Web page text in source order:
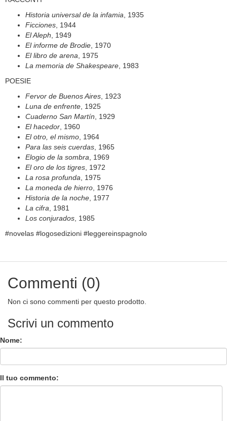
Historia universal de la infamia, 1935
Ficciones, 1944
El Aleph, 1949
El informe de Brodie, 1970
El libro de arena, 1975
La memoria de Shakespeare, 1983
POESIE
Fervor de Buenos Aires, 1923
Luna de enfrente, 1925
Cuaderno San Martín, 1929
El hacedor, 1960
El otro, el mismo, 1964
Para las seis cuerdas, 1965
Elogio de la sombra, 1969
El oro de los tigres, 1972
La rosa profunda, 1975
La moneda de hierro, 1976
Historia de la noche, 1977
La cifra, 1981
Los conjurados, 1985
#novelas #logosedizioni #leggereinspagnolo
Commenti (0)
Non ci sono commenti per questo prodotto.
Scrivi un commento
Nome:
Il tuo commento: